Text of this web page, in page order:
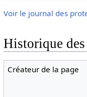
Voir le journal des
Historique
Créateur de la page